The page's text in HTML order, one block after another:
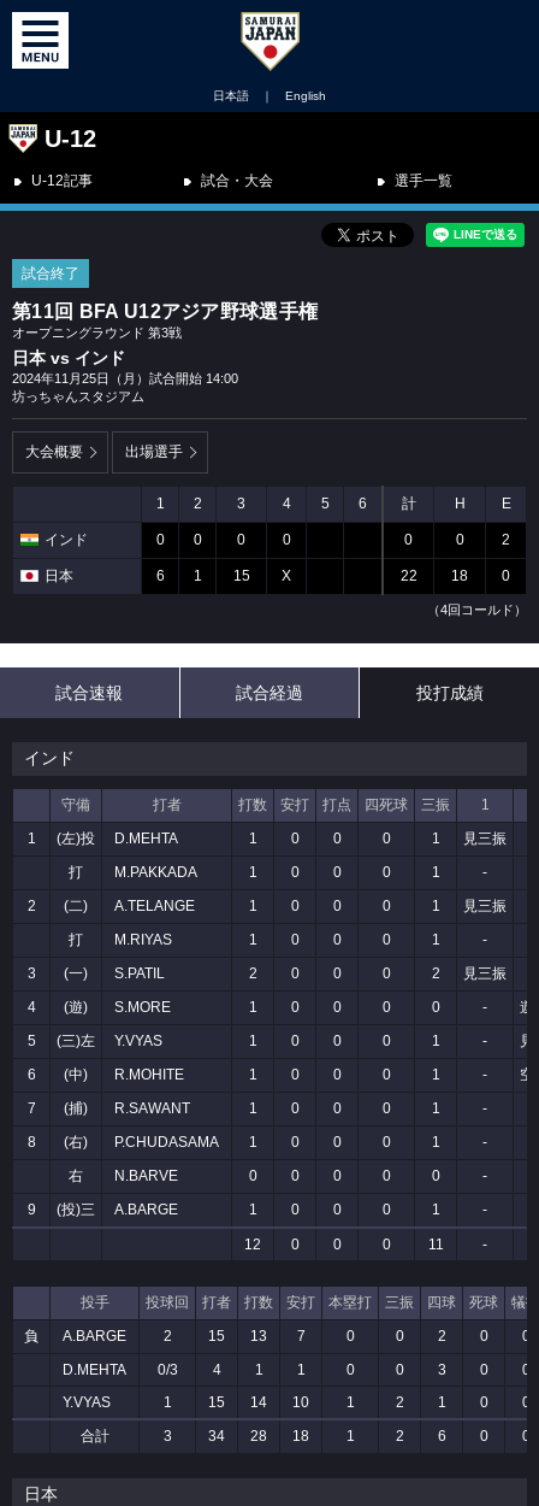
日本語 ｜ English
U-12
U-12記事 試合・大会 選手一覧
試合終了
第11回 BFA U12アジア野球選手権
オープニングラウンド 第3戦
日本 vs インド
2024年11月25日（月）試合開始 14:00
坊っちゃんスタジアム
大会概要 出場選手
1 2 3 4 5 6 計 H E
インド 0 0 0 0 0 0 2
日本 6 1 15 X 22 18 0
（4回コールド）
試合速報 試合経過 投打成績
インド
守備 打者 打数 安打 打点 四死球 三振 1
1
(左)投 D.MEHTA 1 0 0 0 1
見三振
打
M.PAKKADA 1 0 0 0 1
-
2
(二) A.TELANGE 1 0 0 0 1
見三振
打
M.RIYAS 1 0 0 0 1
-
3
(一) S.PATIL 2 0 0 0 2
見三振
4
(遊) S.MORE 1 0 0 0 0 -
5
(三)左 Y.VYAS 1 0 0 0 1 -
見
6
(中) R.MOHITE 1 0 0 0 1 -
空
7
(捕) R.SAWANT 1 0 0 0 1
-
8
(右) P.CHUDASAMA 1 0 0 0 1
-
右
N.BARVE 0 0 0 0 0
-
9
(投)三 A.BARGE 1 0 0 0 1 -
12 0 0 0 11 -
投手 投球回 打者 打数 安打 本塁打 三振 四球 死球
犠打
負
A.BARGE 2 15 13 7 0 0 2 0
0
D.MEHTA
0/3 4 1 1 0 0 3 0
0
Y.VYAS
1 15 14 10 1 2 1 0
0
合計
3 34 28 18 1 2 6 0 0
日本